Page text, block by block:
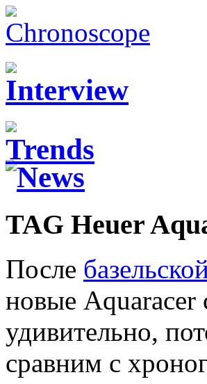
TAG Heuer
После
новые Aquaracer
удивительно,
сравним с